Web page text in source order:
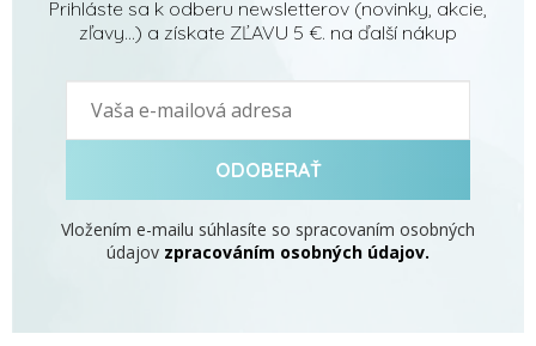
Prihláste sa k odberu newsletterov (novinky, akcie,
zľavy...) a získate ZĽAVU 5 €. na ďalší nákup
ODOBERAŤ
Vložením e-mailu súhlasíte so spracovaním osobných
údajov zpracováním osobných údajov.